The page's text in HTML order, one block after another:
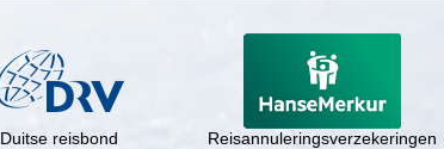
Duitse reisbond
Reisannuleringsverzekeringen